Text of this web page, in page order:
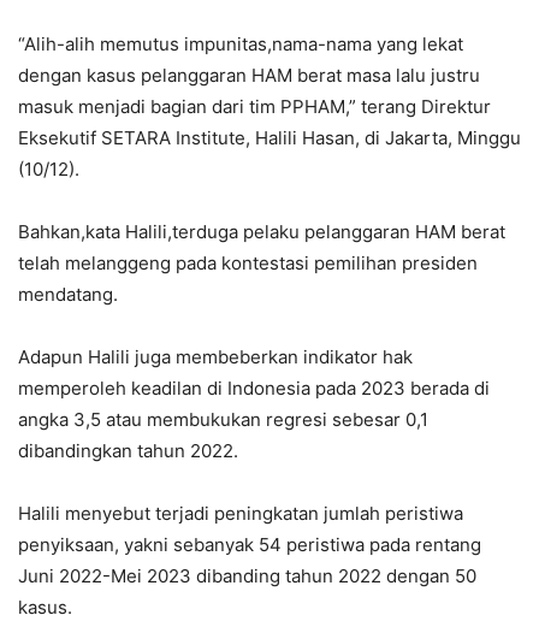
“Alih-alih memutus impunitas,nama-nama yang lekat
dengan kasus pelanggaran HAM berat masa lalu justru
masuk menjadi bagian dari tim PPHAM,” terang Direktur
Eksekutif SETARA Institute, Halili Hasan, di Jakarta, Minggu
(10/12).
Bahkan,kata Halili,terduga pelaku pelanggaran HAM berat
telah melanggeng pada kontestasi pemilihan presiden
mendatang.
Adapun Halili juga membeberkan indikator hak
memperoleh keadilan di Indonesia pada 2023 berada di
angka 3,5 atau membukukan regresi sebesar 0,1
dibandingkan tahun 2022.
Halili menyebut terjadi peningkatan jumlah peristiwa
penyiksaan, yakni sebanyak 54 peristiwa pada rentang
Juni 2022-Mei 2023 dibanding tahun 2022 dengan 50
kasus.